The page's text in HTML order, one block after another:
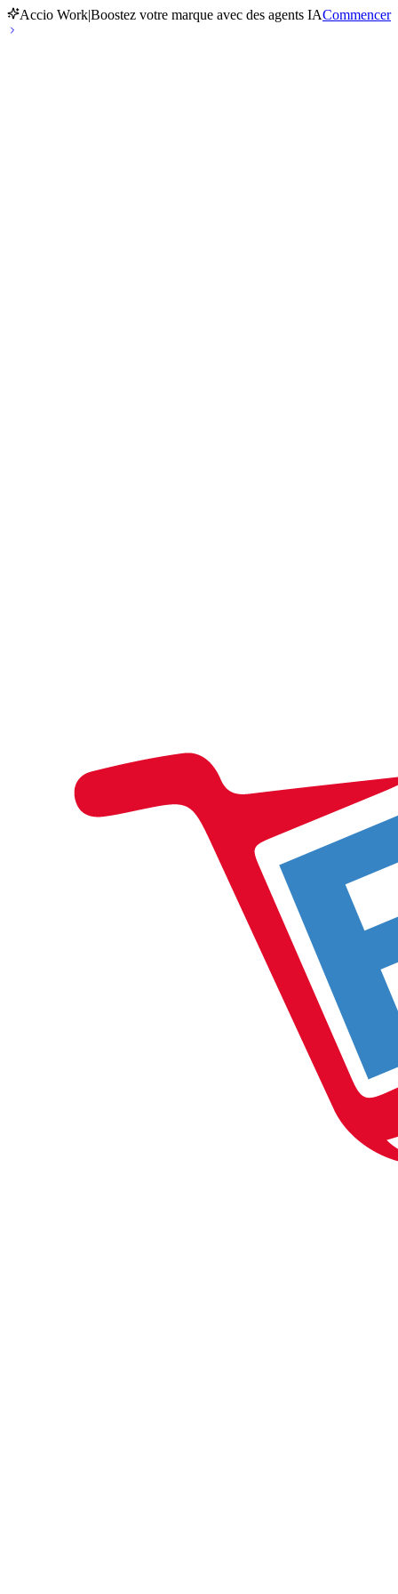
Accio Work|Boostez votre marque avec des agents IACommencer